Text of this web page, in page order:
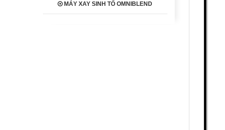
MÁY XAY SINH TỐ OMNIBLEND